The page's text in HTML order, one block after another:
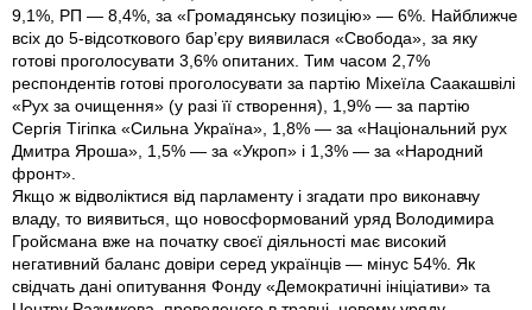
9,1%, РП — 8,4%, за «Громадянську позицію» — 6%. Найближче
всіх до 5-відсоткового бар’єру виявилася «Свобода», за яку
готові проголосувати 3,6% опитаних. Тим часом 2,7%
респондентів готові проголосувати за партію Міхеїла Саакашвілі
«Рух за очищення» (у разі її створення), 1,9% — за партію
Сергія Тігіпка «Сильна Україна», 1,8% — за «Національний рух
Дмитра Яроша», 1,5% — за «Укроп» і 1,3% — за «Народний
фронт».
Якщо ж відволіктися від парламенту і згадати про виконавчу
владу, то виявиться, що новосформований уряд Володимира
Гройсмана вже на початку своєї діяльності має високий
негативний баланс довіри серед українців — мінус 54%. Як
свідчать дані опитування Фонду «Демократичні ініціативи» та